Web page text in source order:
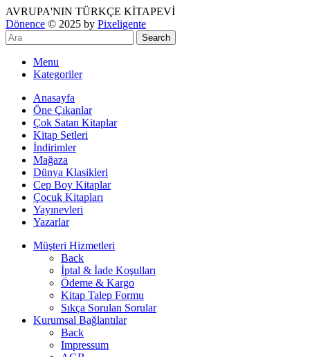
AVRUPA'NIN TÜRKÇE KİTAPEVİ
Dönence © 2025 by Pixeligente
Search
Menu
Kategoriler
Anasayfa
Öne Çıkanlar
Çok Satan Kitaplar
Kitap Setleri
İndirimler
Mağaza
Dünya Klasikleri
Cep Boy Kitaplar
Çocuk Kitapları
Yayınevleri
Yazarlar
Müşteri Hizmetleri
Back
İptal & İade Koşulları
Ödeme & Kargo
Kitap Talep Formu
Sıkça Sorulan Sorular
Kurumsal Bağlantılar
Back
Impressum